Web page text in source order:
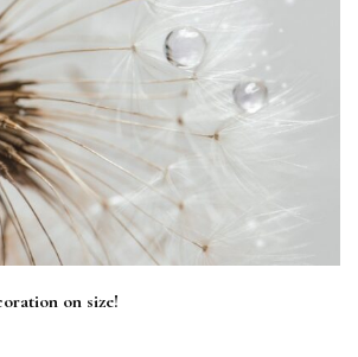
on size!